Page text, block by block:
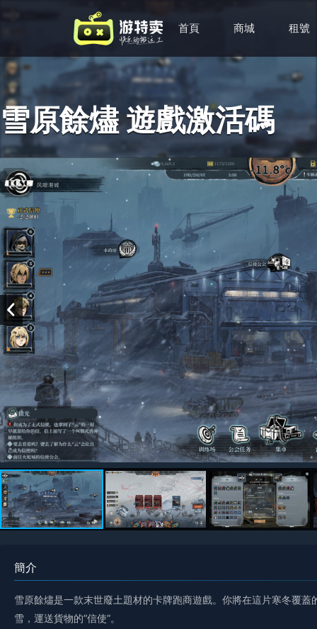
首頁 商城 租號
雪原餘燼 遊戲激活碼
簡介
雪原餘燼是一款末世廢土題材的卡牌跑商遊戲。你將在這片寒冬覆
雪，運送貨物的“信使”。